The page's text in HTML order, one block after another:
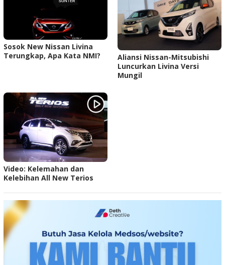
Sosok New Nissan Livina
Terungkap, Apa Kata NMI?
Aliansi Nissan-Mitsubishi
Luncurkan Livina Versi
Mungil
Video: Kelemahan dan
Kelebihan All New Terios